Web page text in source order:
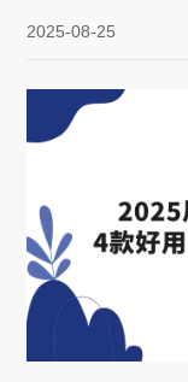
2025-08-25